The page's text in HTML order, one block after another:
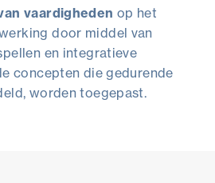
vaardigheden op het
door middel van
en integratieve
concepten die gedurende
worden toegepast.